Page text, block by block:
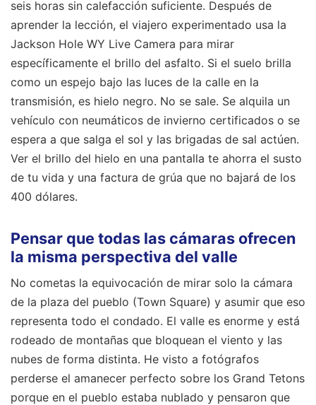
seis horas sin calefacción suficiente. Después de
aprender la lección, el viajero experimentado usa la
Jackson Hole WY Live Camera para mirar
específicamente el brillo del asfalto. Si el suelo brilla
como un espejo bajo las luces de la calle en la
transmisión, es hielo negro. No se sale. Se alquila un
vehículo con neumáticos de invierno certificados o se
espera a que salga el sol y las brigadas de sal actúen.
Ver el brillo del hielo en una pantalla te ahorra el susto
de tu vida y una factura de grúa que no bajará de los
400 dólares.
Pensar que todas las cámaras ofrecen
la misma perspectiva del valle
No cometas la equivocación de mirar solo la cámara
de la plaza del pueblo (Town Square) y asumir que eso
representa todo el condado. El valle es enorme y está
rodeado de montañas que bloquean el viento y las
nubes de forma distinta. He visto a fotógrafos
perderse el amanecer perfecto sobre los Grand Tetons
porque en el pueblo estaba nublado y pensaron que